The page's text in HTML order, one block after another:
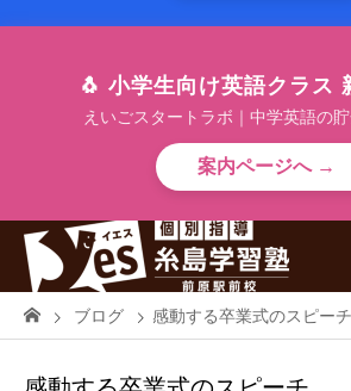
🐧 小学生向け英語クラス
えいごスタートラボ｜中学英語の貯
案内ページへ →
ブログ 感動する卒業式のスピーチ